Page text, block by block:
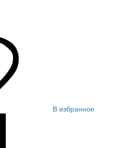
В избранное